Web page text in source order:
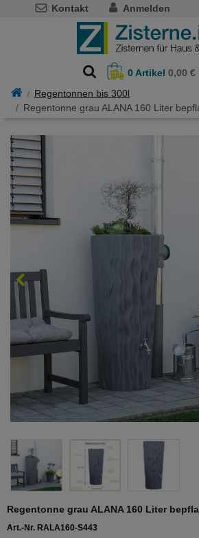
Kontakt Anmelden
0Artikel 0,00 €
Regentonnen bis 300l
Regentonne grau ALANA 160 Liter
Regentonne grau ALANA 160 Liter
Art.-Nr. RALA160-S443